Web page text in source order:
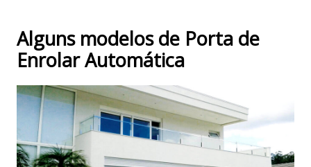
Alguns modelos de Porta de
Enrolar Automática